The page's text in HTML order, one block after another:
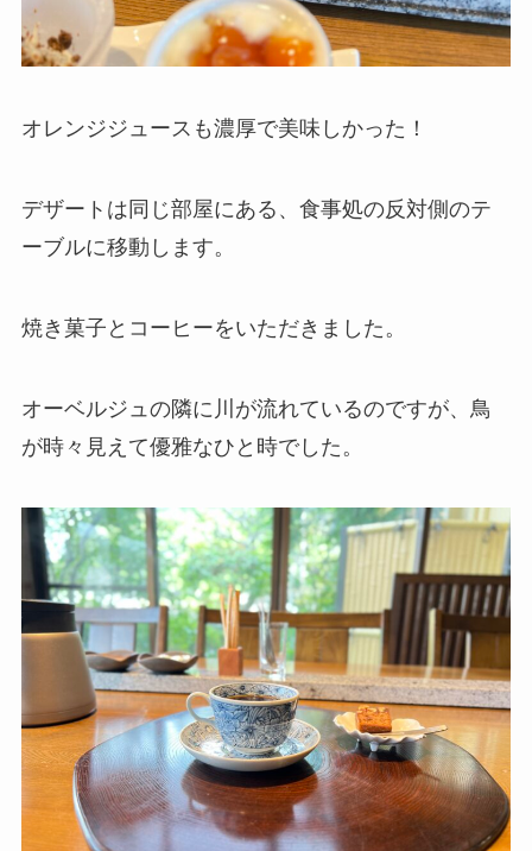
オレンジジュースも濃厚で美味しかった！
デザートは同じ部屋にある、食事処の反対側のテ
ーブルに移動します。
焼き菓子とコーヒーをいただきました。
オーベルジュの隣に川が流れているのですが、鳥
が時々見えて優雅なひと時でした。